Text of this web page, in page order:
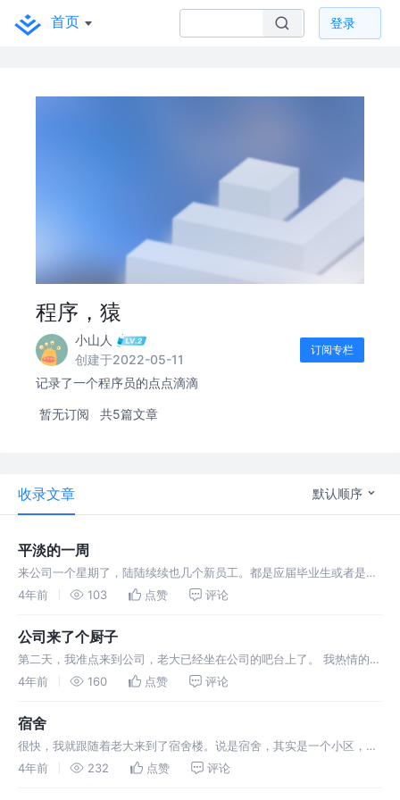
首页 登录
程序，猿
小山人
创建于2022-05-11
订阅专栏
记录了一个程序员的点点滴滴
暂无订阅 共5篇文章
收录文章 默认顺序
平淡的一周
来公司一个星期了，陆陆续续也几个新员工。都是应届毕业生或者是培
训班刚培训出来的。 期间，我了解到，公司是新成立没多久，老大并不
4年前 103 点赞 评论
公司来了个厨子
第二天，我准点来到公司，老大已经坐在公司的吧台上了。 我热情的给
老大打着招呼：”老大，早啊！“ 老大点了点头，算是回应了。 我继续问
4年前 160 点赞 评论
宿舍
很快，我就跟随着老大来到了宿舍楼。说是宿舍，其实是一个小区，比
较老的小区。每栋楼都是6层，而宿舍就是在第六层。 踏进宿舍里，感
4年前 232 点赞 评论